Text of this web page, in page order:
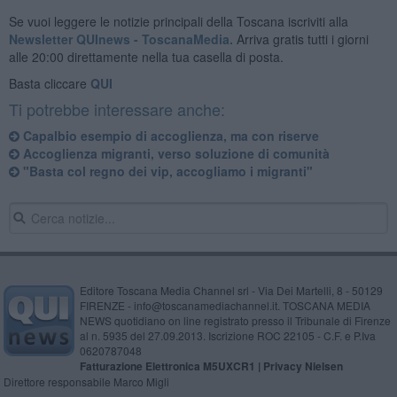
Se vuoi leggere le notizie principali della Toscana iscriviti alla
Newsletter QUInews - ToscanaMedia. Arriva gratis tutti i giorni
alle 20:00 direttamente nella tua casella di posta.
Basta cliccare QUI
Ti potrebbe interessare anche:
Capalbio esempio di accoglienza, ma con riserve
Accoglienza migranti, verso soluzione di comunità
"Basta col regno dei vip, accogliamo i migranti"
Editore Toscana Media Channel srl - Via Dei Martelli, 8 - 50129
FIRENZE - info@toscanamediachannel.it. TOSCANA MEDIA
NEWS quotidiano on line registrato presso il Tribunale di Firenze
al n. 5935 del 27.09.2013. Iscrizione ROC 22105 - C.F. e P.Iva
0620787048
Fatturazione Elettronica M5UXCR1 | Privacy Nielsen
Direttore responsabile Marco Migli